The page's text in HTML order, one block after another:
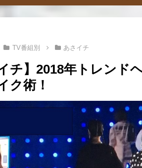
TV番組別 あさイチ
チ】2018年トレンド
ク術！